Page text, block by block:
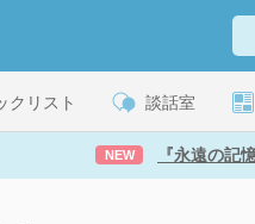
クリスト 談話室
NEW 『永遠の記